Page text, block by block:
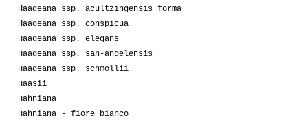
Haageana ssp. acultzingensis forma
Haageana ssp. conspicua
Haageana ssp. elegans
Haageana ssp. san-angelensis
Haageana ssp. schmollii
Haasii
Hahniana
Hahniana - fiore bianco